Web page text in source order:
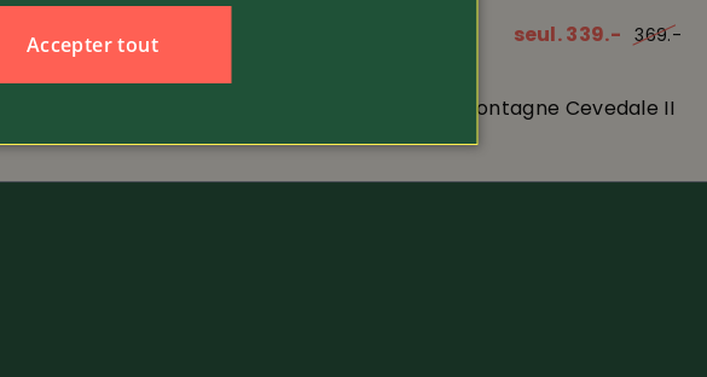
seul. 339.- 369.-
Chaussure de montagne Cevedale II
Accepter tout